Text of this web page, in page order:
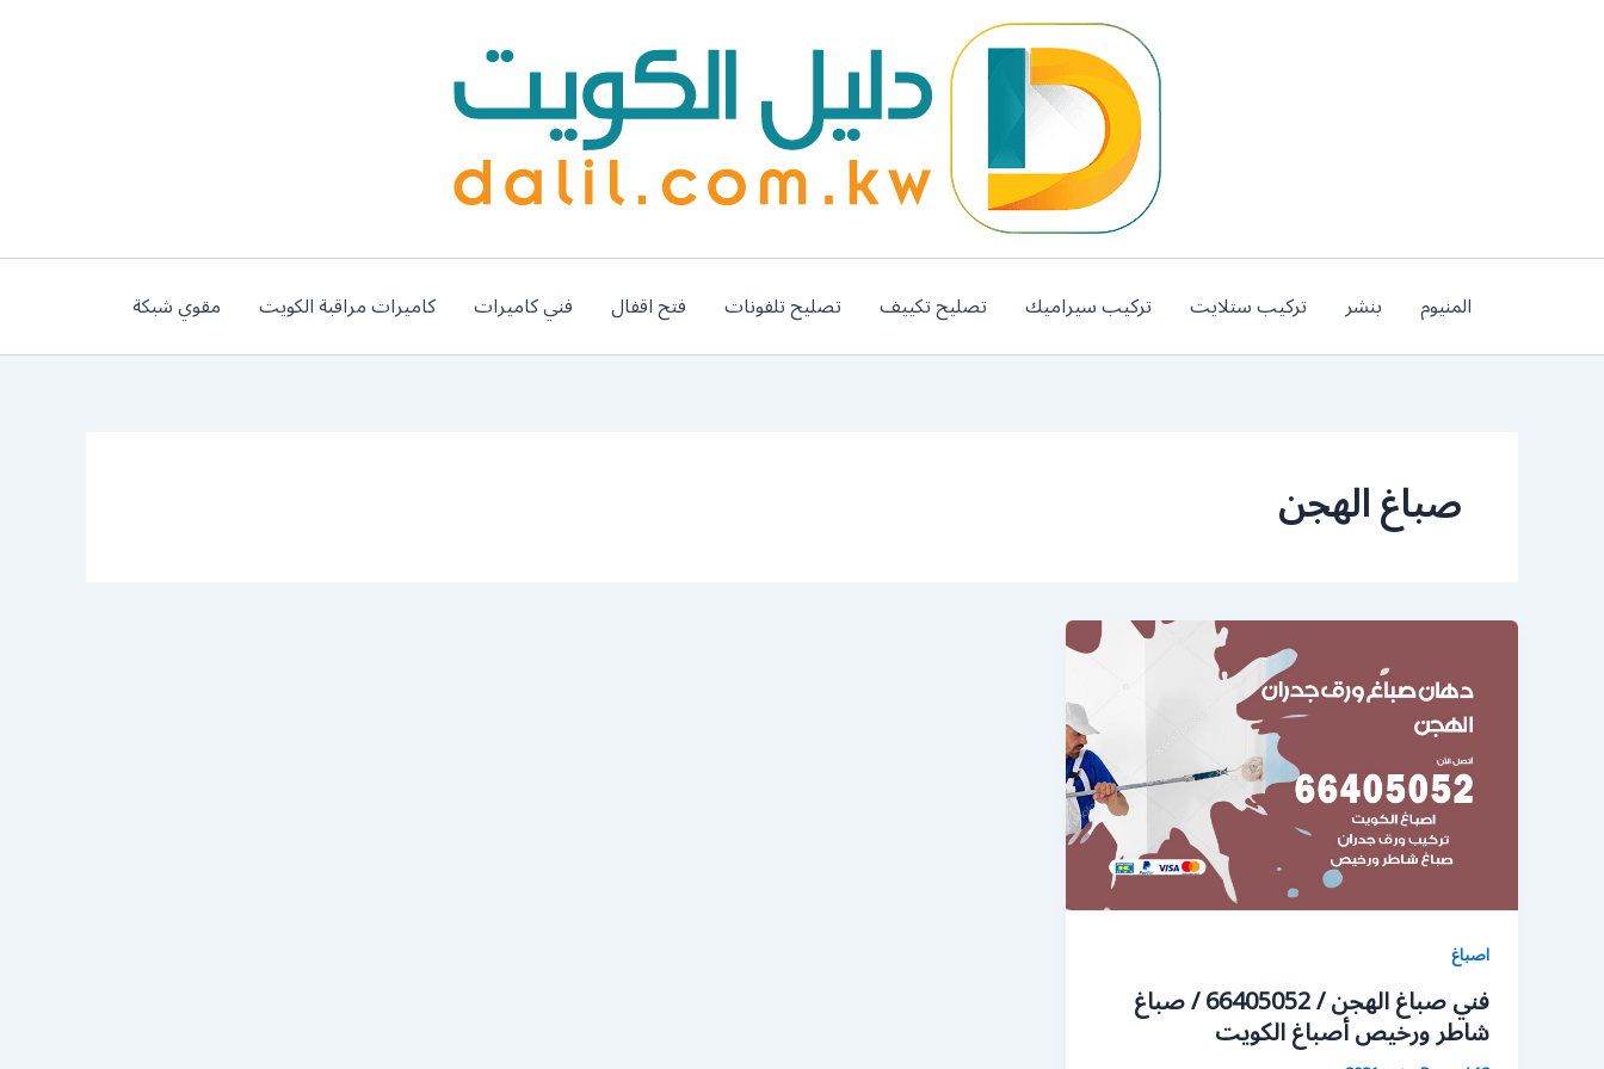
المنيوم بنشر تركيب ستلايت تركيب سيراميك تصليح تكييف تصليح تلفونات فتح اقفال فني كاميرات كاميرات مراقبة الكويت مقوي شبكة
صباغ الهجن
اصباغ
فني صباغ الهجن / 66405052 / صباغ
شاطر ورخيص أصباغ الكويت